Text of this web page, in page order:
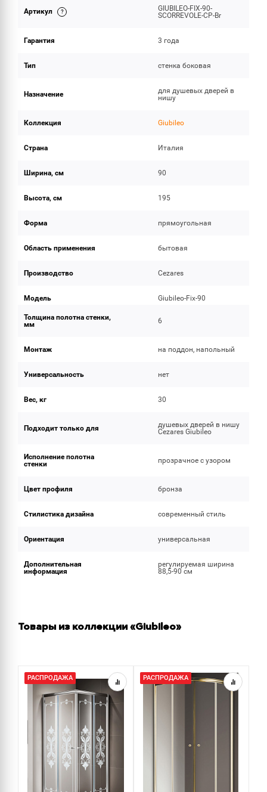
ОБЪЕМ ПОСТАВКИ
Артикул
GIUBILEO-FIX-90-
SCORREVOLE-CP-Br
Гарантия 3 года
Тип стенка боковая
Назначение
для душевых дверей в
нишу
Коллекция Giubileo
Страна Италия
Ширина, см 90
Высота, см 195
Форма прямоугольная
Область применения бытовая
Производство Cezares
Модель Giubileo-Fix-90
Толщина полотна стенки,
мм
6
Монтаж на поддон, напольный
Универсальность нет
Вес, кг 30
Подходит только для
душевых дверей в нишу
Cezares Giubileo
Исполнение полотна
стенки
прозрачное с узором
Цвет профиля бронза
Стилистика дизайна современный стиль
Ориентация универсальная
Дополнительная
информация
регулируемая ширина
88,5-90 см
Товары из коллекции «Giubileo»
РАСПРОДАЖА РАСПРОДАЖА